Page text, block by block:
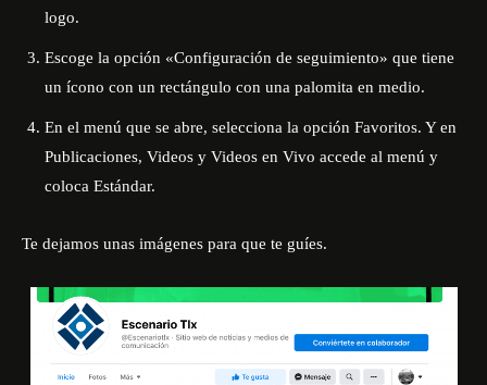
logo.
Escoge la opción «Configuración de seguimiento» que tiene
un ícono con un rectángulo con una palomita en medio.
En el menú que se abre, selecciona la opción Favoritos. Y en
Publicaciones, Videos y Videos en Vivo accede al menú y
coloca Estándar.
Te dejamos unas imágenes para que te guíes.